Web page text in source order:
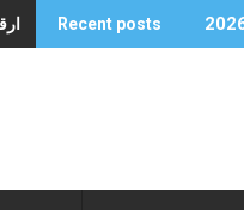
Recent posts